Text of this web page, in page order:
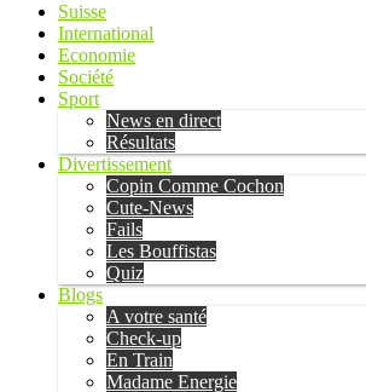
Suisse
International
Economie
Société
Sport
News en direct
Résultats
Divertissement
Copin Comme Cochon
Cute-News
Fails
Les Bouffistas
Quiz
Blogs
A votre santé
Check-up
En Train
Madame Energie